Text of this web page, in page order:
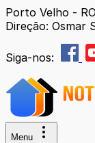
Porto Velho -
Direção: Osmar
Siga-nos:
Menu